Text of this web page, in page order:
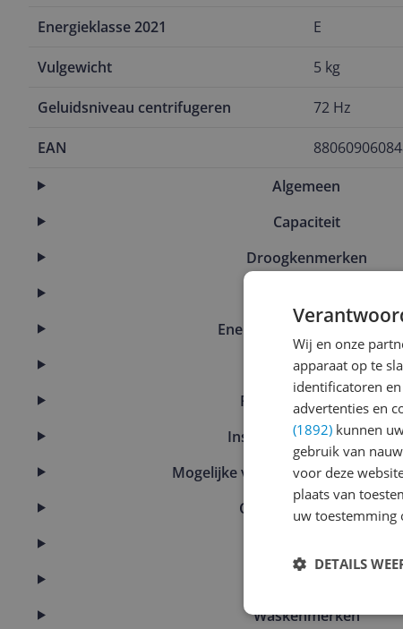
Energieklasse 2021 E
Vulgewicht 5 kg
Geluidsniveau centrifugeren 72 Hz
EAN
Algemeen
Capaciteit
Droogkenmerken
Energie- en waterverbruik
Functies
Fysieke kenmerken
Instellingen en functies
Mogelijke vereisten instellen en
Overige kenmerken
Waskenmerken
Wij en onze
apparaat op te
identificatoren
advertenties en
(1892) kunnen
gebruik van
voor deze
plaats van
uw toestemming
DETAILS